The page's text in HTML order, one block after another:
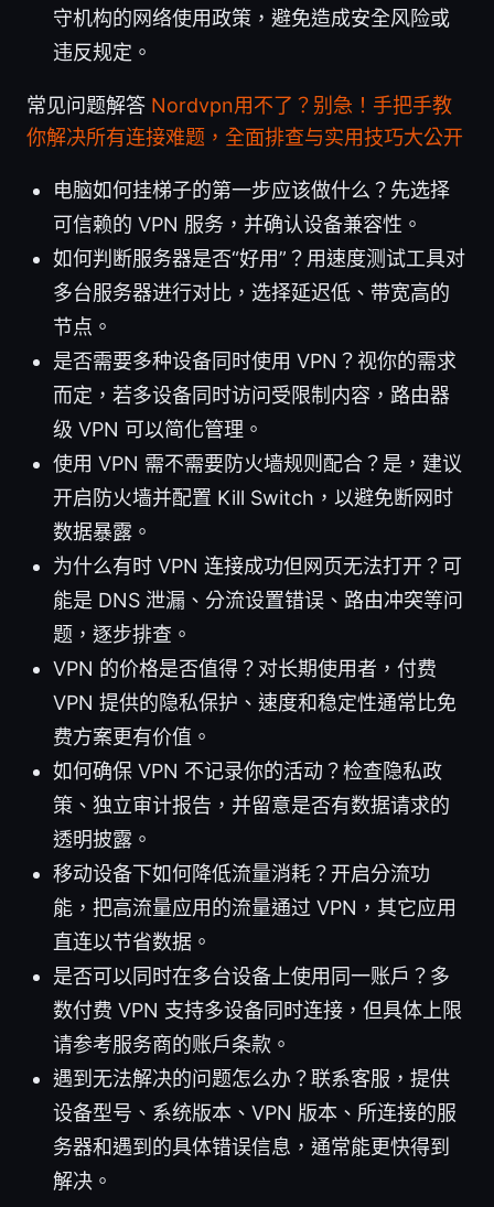
守机构的网络使用政策，避免造成安全风险或
违反规定。
常见问题解答 Nordvpn用不了？别急！手把手教
你解决所有连接难题，全面排查与实用技巧大公开
电脑如何挂梯子的第一步应该做什么？先选择
可信赖的 VPN 服务，并确认设备兼容性。
如何判断服务器是否“好用”？用速度测试工具对
多台服务器进行对比，选择延迟低、带宽高的
节点。
是否需要多种设备同时使用 VPN？视你的需求
而定，若多设备同时访问受限制内容，路由器
级 VPN 可以简化管理。
使用 VPN 需不需要防火墙规则配合？是，建议
开启防火墙并配置 Kill Switch，以避免断网时
数据暴露。
为什么有时 VPN 连接成功但网页无法打开？可
能是 DNS 泄漏、分流设置错误、路由冲突等问
题，逐步排查。
VPN 的价格是否值得？对长期使用者，付费
VPN 提供的隐私保护、速度和稳定性通常比免
费方案更有价值。
如何确保 VPN 不记录你的活动？检查隐私政
策、独立审计报告，并留意是否有数据请求的
透明披露。
移动设备下如何降低流量消耗？开启分流功
能，把高流量应用的流量通过 VPN，其它应用
直连以节省数据。
是否可以同时在多台设备上使用同一账户？多
数付费 VPN 支持多设备同时连接，但具体上限
请参考服务商的账户条款。
遇到无法解决的问题怎么办？联系客服，提供
设备型号、系统版本、VPN 版本、所连接的服
务器和遇到的具体错误信息，通常能更快得到
解决。